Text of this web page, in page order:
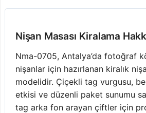
Nişan Masası Kiralama
Nma-0705, Antalya’da fotoğraf
nişanlar için hazırlanan kiralık
modelidir. Çiçekli tag vurgusu,
etkisi ve düzenli paket sunumu
tag arka fon arayan çiftler için